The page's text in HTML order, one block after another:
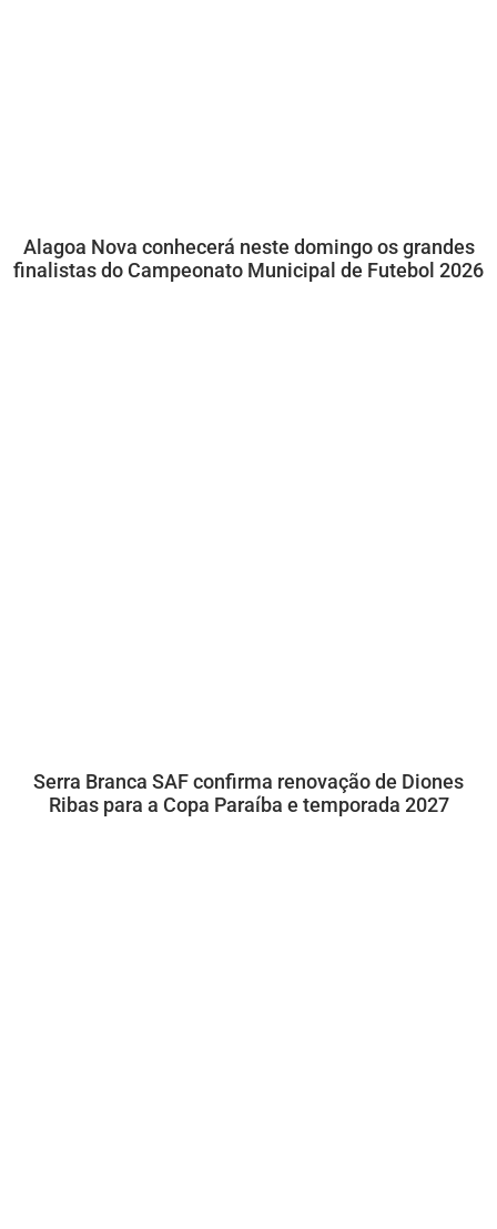
Alagoa Nova conhecerá neste domingo os grandes
finalistas do Campeonato Municipal de Futebol 2026
Serra Branca SAF confirma renovação de Diones
Ribas para a Copa Paraíba e temporada 2027